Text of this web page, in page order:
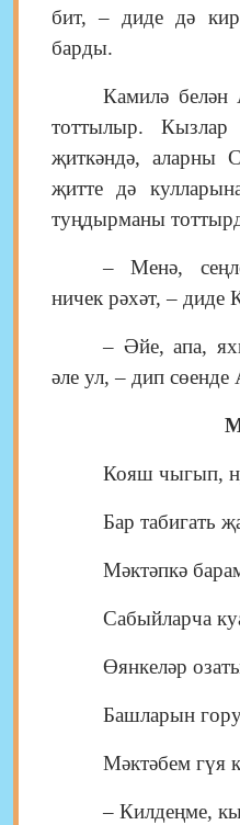
бит, – диде дә
барды.
Камилә белән
тоттылыр.
җиткәндә, аларны
җитте дә
туңдырманы
– Менә,
ничек рәхәт, – диде
– Әйе, апа,
әле ул, – дип сөенде
Кояш чыгып,
Бар табигать
Мәктәпкә
Сабыйларча
Өянкеләр
Башларын
Мәктәбем гүя
‒ Килдеңме,